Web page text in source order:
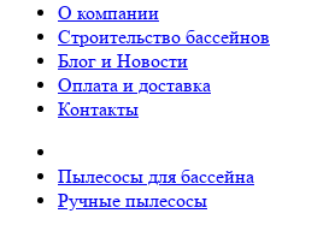
О компании
Строительство бассейнов
Блог и Новости
Оплата и доставка
Контакты
Пылесосы для бассейна
Ручные пылесосы